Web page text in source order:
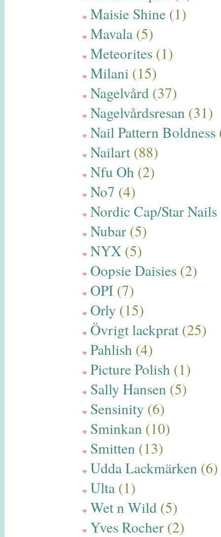
Maisie Shine (1)
Mavala (5)
Meteorites (1)
Milani (15)
Nagelvård (37)
Nagelvårdsresan (31)
Nail Pattern Boldness
Nailart (88)
Nfu Oh (2)
No7 (4)
Nordic Cap/Star Nails
Nubar (5)
NYX (5)
Oopsie Daisies (2)
OPI (7)
Orly (15)
Övrigt lackprat (25)
Pahlish (4)
Picture Polish (1)
Sally Hansen (5)
Sensinity (6)
Sminkan (10)
Smitten (13)
Udda Lackmärken (6)
Ulta (1)
Wet n Wild (5)
Yves Rocher (2)